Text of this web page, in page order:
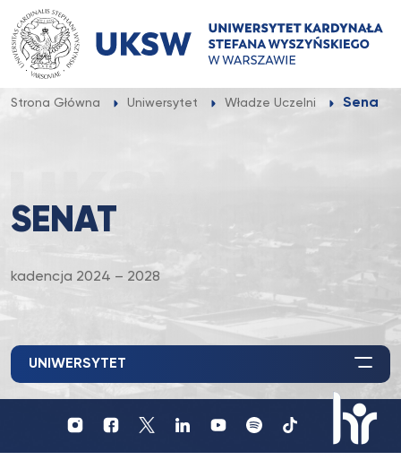
Przejdź
do
treści
Strona Główna Uniwersytet Władze Uczelni Senat
SENAT
kadencja 2024 – 2028
Profil
UKSW
Profil
UKSW
Profil
Profil
UKSW
YouTube
UKSW
UKSW
TikTok
UNIWERSYTET